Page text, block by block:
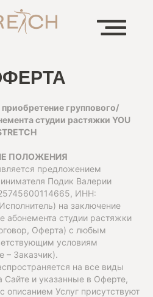
группового/
студии растяжки YOU
ПОЛОЖЕНИЯ
предложением
Подик Валерии
ИНН:
на заключение
абонемента студии растяжки
Оферта) с любым
условиям
– Заказчик).
на все виды
Сайте и указанные в Оферте,
описанием Услуг присутствуют